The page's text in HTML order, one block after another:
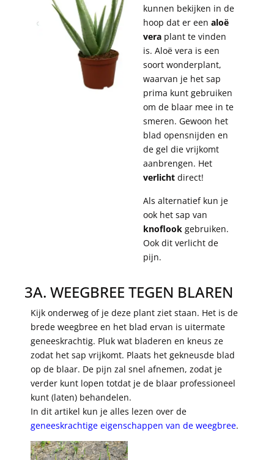
kunnen bekijken in de
hoop dat er een aloë
vera plant te vinden
is. Aloë vera is een
soort wonderplant,
waarvan je het sap
prima kunt gebruiken
om de blaar mee in te
smeren. Gewoon het
blad opensnijden en
de gel die vrijkomt
aanbrengen. Het
verlicht direct!
Als alternatief kun je
ook het sap van
knoflook gebruiken.
Ook dit verlicht de
pijn.
3A. WEEGBREE TEGEN BLAREN
Kijk onderweg of je deze plant ziet staan. Het is de
brede weegbree en het blad ervan is uitermate
geneeskrachtig. Pluk wat bladeren en kneus ze
zodat het sap vrijkomt. Plaats het gekneusde blad
op de blaar. De pijn zal snel afnemen, zodat je
verder kunt lopen totdat je de blaar professioneel
kunt (laten) behandelen.
In dit artikel kun je alles lezen over de
geneeskrachtige eigenschappen van de weegbree.